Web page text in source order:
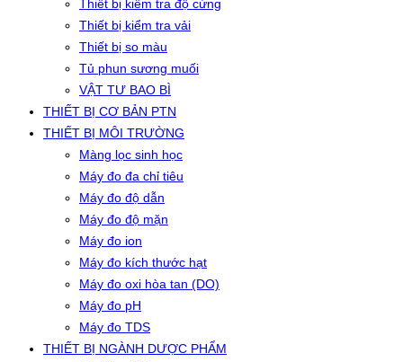
Thiết bị kiểm tra độ cứng
Thiết bị kiểm tra vải
Thiết bị so màu
Tủ phun sương muối
VẬT TƯ BAO BÌ
THIẾT BỊ CƠ BẢN PTN
THIẾT BỊ MÔI TRƯỜNG
Màng lọc sinh học
Máy đo đa chỉ tiêu
Máy đo độ dẫn
Máy đo độ mặn
Máy đo ion
Máy đo kích thước hạt
Máy đo oxi hòa tan (DO)
Máy đo pH
Máy đo TDS
THIẾT BỊ NGÀNH DƯỢC PHẨM